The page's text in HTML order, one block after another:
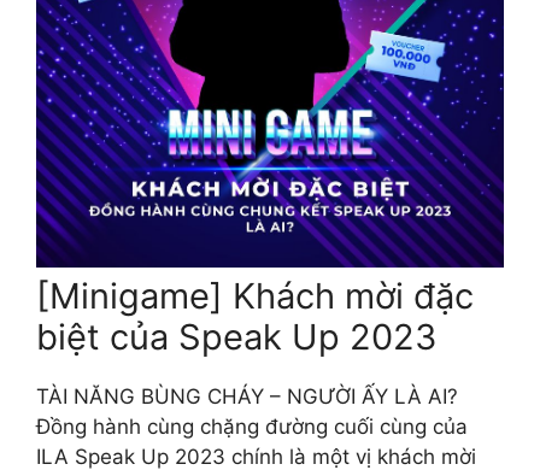
[Minigame] Khách mời đặc
biệt của Speak Up 2023
TÀI NĂNG BÙNG CHÁY – NGƯỜI ẤY LÀ AI? ️
Đồng hành cùng chặng đường cuối cùng của
ILA Speak Up 2023 chính là một vị khách mời